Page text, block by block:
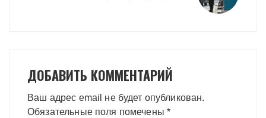
ДОБАВИТЬ КОММЕНТАРИЙ
Ваш адрес email не будет опубликован.
Обязательные поля помечены*